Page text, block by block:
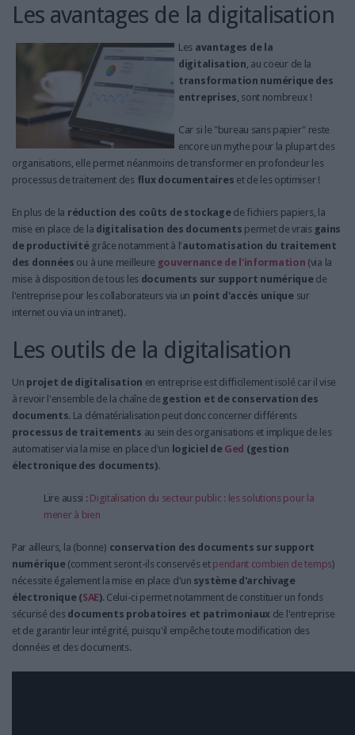
Les avantages de la digitalisation
Les avantages de la
digitalisation, au coeur de la
transformation numérique des
entreprises, sont nombreux !
Car si le "bureau sans papier" reste
encore un mythe pour la plupart des
organisations, elle permet néanmoins de transformer en profondeur les
processus de traitement des flux documentaires et de les optimiser !
En plus de la réduction des coûts de stockage de fichiers papiers, la
mise en place de la digitalisation des documents permet de vrais gains
de productivitégrâce notamment à l'automatisation du traitement
des données ou à une meilleure gouvernance de l'information (via la
mise à disposition de tous les documents sur support numériquede
l'entreprise pour les collaborateurs via un point d'accès uniquesur
internet ou via un intranet).
Les outils de la digitalisation
Un projet de digitalisation en entreprise est difficilement isolé car il vise
à revoir l'ensemble de la chaîne de gestion et de conservation des
documents. La dématérialisation peut donc concerner différents
processus de traitements au sein des organisations et implique de les
automatiser via la mise en place d'un logiciel de Ged (gestion
électronique des documents).
Lire aussi : Digitalisation du secteur public : les solutions pour la
mener à bien
Par ailleurs, la (bonne) conservation des documents sur support
numérique(comment seront-ils conservés et pendant combien de temps)
nécessite également la mise en place d'un système d'archivage
électronique (SAE). Celui-ci permet notamment de constituer un fonds
sécurisé des documents probatoires et patrimoniaux de l'entreprise
et de garantir leur intégrité, puisqu'il empêche toute modification des
données et des documents.